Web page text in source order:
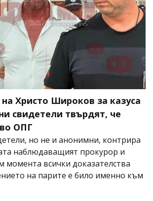
Христо Широков за казуса
свидетели твърдят, че
ОПГ
но не и анонимни, контрира
наблюдаващият прокурор и
момента всички доказателства
на парите е било именно към